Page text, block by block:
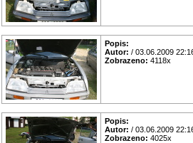
Popis:
Autor: / 03.06.2009
Zobrazeno: 4118x
Popis:
Autor: / 03.06.2009
Zobrazeno: 4025x